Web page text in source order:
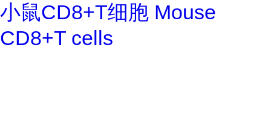
小鼠CD8+T细胞 Mouse
CD8+T cells